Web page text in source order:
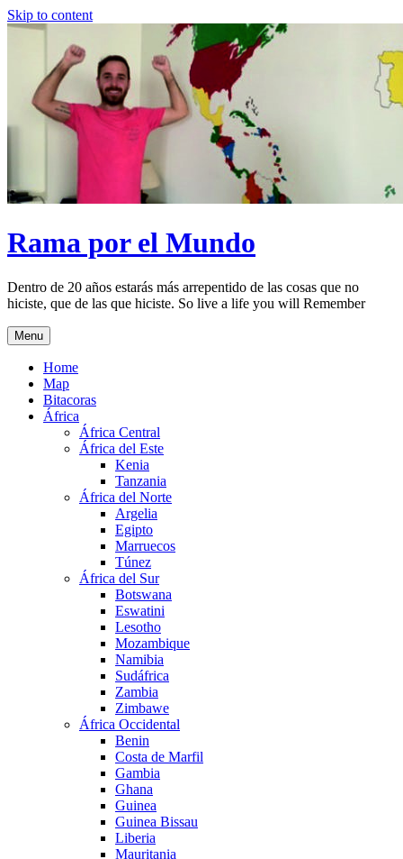
Skip to content
Rama por el Mundo
Dentro de 20 años estarás más arrepentido de las cosas que no
hiciste, que de las que hiciste. So live a life you will Remember
Menu
Home
Map
Bitacoras
África
África Central
África del Este
Kenia
Tanzania
África del Norte
Argelia
Egipto
Marruecos
Túnez
África del Sur
Botswana
Eswatini
Lesotho
Mozambique
Namibia
Sudáfrica
Zambia
Zimbawe
África Occidental
Benin
Costa de Marfil
Gambia
Ghana
Guinea
Guinea Bissau
Liberia
Mauritania